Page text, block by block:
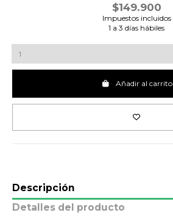
$149.900
Impuestos incluidos
1 a 3 días hábiles
Añadir al carrito
Descripción
Detalles del producto